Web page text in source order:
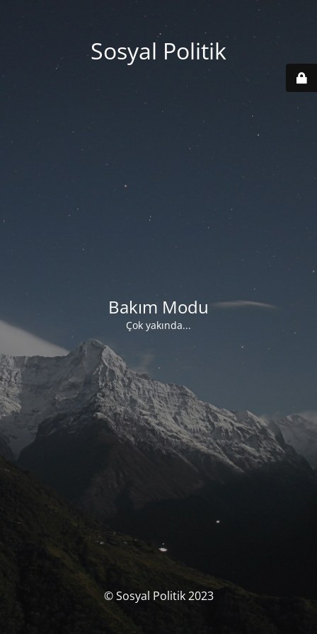
Sosyal Politik
Bakım Modu
Çok yakında...
© Sosyal Politik 2023